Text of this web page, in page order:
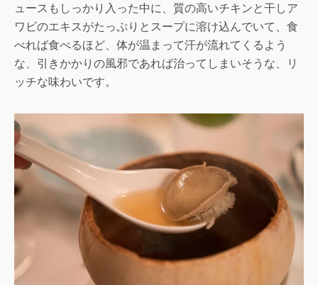
ュースもしっかり入った中に、質の高いチキンと干しア
ワビのエキスがたっぷりとスープに溶け込んでいて、食
べれば食べるほど、体が温まって汗が流れてくるよう
な、引きかかりの風邪であれば治ってしまいそうな、リ
ッチな味わいです。